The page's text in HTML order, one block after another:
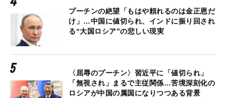
プーチンの絶望「もはや頼れるのは金正恩だ
け」…中国に値切られ、インドに振り回され
る“大国ロシア”の悲しい現実
〈屈辱のプーチン〉習近平に「値切られ」
「無視され」まるで主従関係…苦境深刻化の
ロシアが中国の属国になりつつある背景